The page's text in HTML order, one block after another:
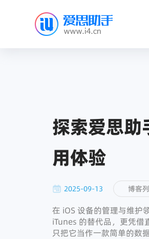
探索爱思助
用体验
2025-09-13 博客
在 iOS 设备的管理与维护领
iTunes 的替代品，更凭
只把它当作一款简单的数